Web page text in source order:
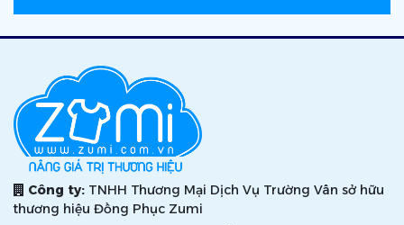
Công ty: TNHH Thương Mại Dịch Vụ Trường Vân sở hữu
thương hiệu Đồng Phục Zumi